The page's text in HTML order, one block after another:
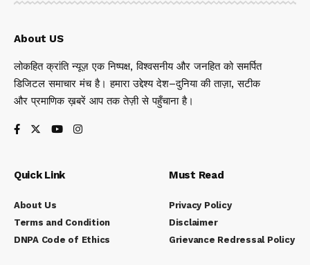
About US
लोकहित क्रांति न्यूज़ एक निष्पक्ष, विश्वसनीय और जनहित को समर्पित
डिजिटल समाचार मंच है। हमारा उद्देश्य देश–दुनिया की ताज़ा, सटीक
और प्रमाणिक ख़बरें आप तक तेज़ी से पहुँचाना है।
Quick Link
About Us
Terms and Condition
DNPA Code of Ethics
Must Read
Privacy Policy
Disclaimer
Grievance Redressal Policy